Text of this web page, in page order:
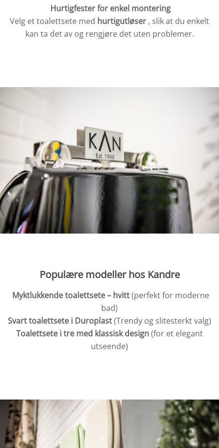
Hurtigfester for enkel montering
Velg et toalettsete med hurtigutløser , slik at du enkelt
kan ta det av og rengjøre det uten problemer.
Populære modeller hos Kandre
Myktlukkende toalettsete – hvitt(perfekt for moderne
bad)
Svart toalettsete i Duroplast(Trendy og slitesterkt valg)
Toalettsete i tre med klassisk design(for et elegant
utseende)